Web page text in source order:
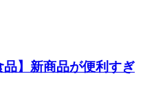
】新商品が便利すぎ